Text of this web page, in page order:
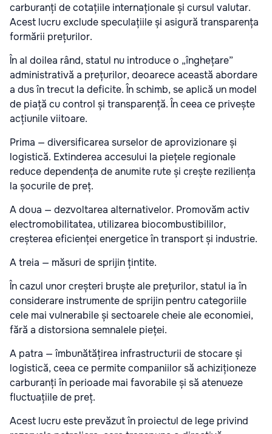
carburanți de cotațiile internaționale și cursul valutar.
Acest lucru exclude speculațiile și asigură transparența
formării prețurilor.
În al doilea rând, statul nu introduce o „înghețare”
administrativă a prețurilor, deoarece această abordare
a dus în trecut la deficite. În schimb, se aplică un model
de piață cu control și transparență. În ceea ce privește
acțiunile viitoare.
Prima — diversificarea surselor de aprovizionare și
logistică. Extinderea accesului la piețele regionale
reduce dependența de anumite rute și crește reziliența
la șocurile de preț.
A doua — dezvoltarea alternativelor. Promovăm activ
electromobilitatea, utilizarea biocombustibililor,
creșterea eficienței energetice în transport și industrie.
A treia — măsuri de sprijin țintite.
În cazul unor creșteri bruște ale prețurilor, statul ia în
considerare instrumente de sprijin pentru categoriile
cele mai vulnerabile și sectoarele cheie ale economiei,
fără a distorsiona semnalele pieței.
A patra — îmbunătățirea infrastructurii de stocare și
logistică, ceea ce permite companiilor să achiziționeze
carburanți în perioade mai favorabile și să atenueze
fluctuațiile de preț.
Acest lucru este prevăzut în proiectul de lege privind